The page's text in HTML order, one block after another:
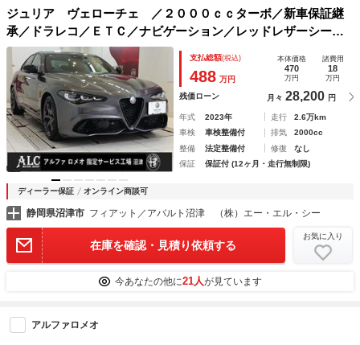
ジュリア ヴェローチェ ／２０００ｃｃターボ／新車保証継
承／ドラレコ／ＥＴＣ／ナビゲーション／レッドレザーシート
／ドライブレコーダー／シートヒーター
支払総額(税込)
488 万円
本体価格
470
万円
諸費用
18
万円
残価ローン 月々 28,200 円
年式 2023年 走行
2.6万km
車検
車検整備付 排気
2000cc
整備
法定整備付 修復
なし
保証
保証付 (12ヶ月・走行無制限)
ディーラー保証 オンライン商談可
静岡県沼津市 フィアット／アバルト沼津 （株）エー・エル・シー
在庫を確認・見積り依頼する
お気に入り
今あなたの他に21人が見ています
アルファロメオ